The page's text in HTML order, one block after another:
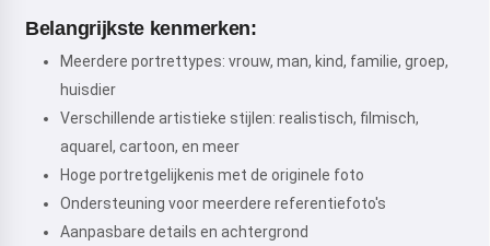
Belangrijkste kenmerken:
Meerdere portrettypes: vrouw, man, kind, familie, groep,
huisdier
Verschillende artistieke stijlen: realistisch, filmisch,
aquarel, cartoon, en meer
Hoge portretgelijkenis met de originele foto
Ondersteuning voor meerdere referentiefoto's
Aanpasbare details en achtergrond